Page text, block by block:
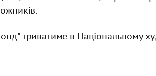
триватиме в Національному